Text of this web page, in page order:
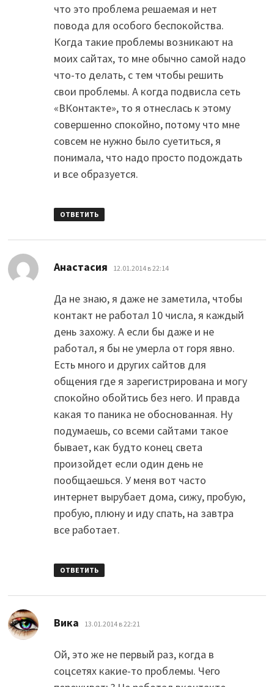
что это проблема решаемая и нет
повода для особого беспокойства.
Когда такие проблемы возникают на
моих сайтах, то мне обычно самой надо
что-то делать, с тем чтобы решить
свои проблемы. А когда подвисла сеть
«ВКонтакте», то я отнеслась к этому
совершенно спокойно, потому что мне
совсем не нужно было суетиться, я
понимала, что надо просто подождать
и все образуется.
ОТВЕТИТЬ
Анастасия 12.01.2014 в 22:14
Да не знаю, я даже не заметила, чтобы
контакт не работал 10 числа, я каждый
день захожу. А если бы даже и не
работал, я бы не умерла от горя явно.
Есть много и других сайтов для
общения где я зарегистрирована и могу
спокойно обойтись без него. И правда
какая то паника не обоснованная. Ну
подумаешь, со всеми сайтами такое
бывает, как будто конец света
произойдет если один день не
пообщаешься. У меня вот часто
интернет вырубает дома, сижу, пробую,
пробую, плюну и иду спать, на завтра
все работает.
ОТВЕТИТЬ
Вика 13.01.2014 в 22:21
Ой, это же не первый раз, когда в
соцсетях какие-то проблемы. Чего